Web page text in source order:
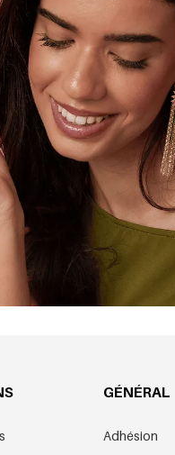
GÉNÉRAL
Adhésion